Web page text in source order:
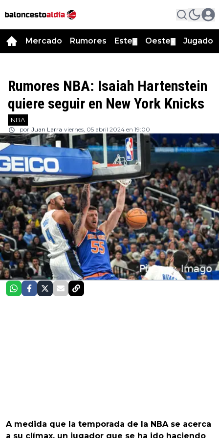
Mercado Rumores Este Oeste
Rumores NBA: Isaiah Hartenstein
quiere seguir en New York Knicks
NBA
por Juan Larra viernes, 05 abril 2024 en 19:00
A medida que la temporada de la NBA se acerca
a su clímax, un jugador que se ha ido haciendo